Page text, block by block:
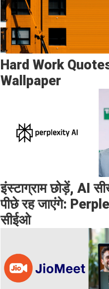
Hard Work
Wallpaper
इंस्टाग्राम छोड़ें, AI
पीछे रह जाएंगे:
सीईओ